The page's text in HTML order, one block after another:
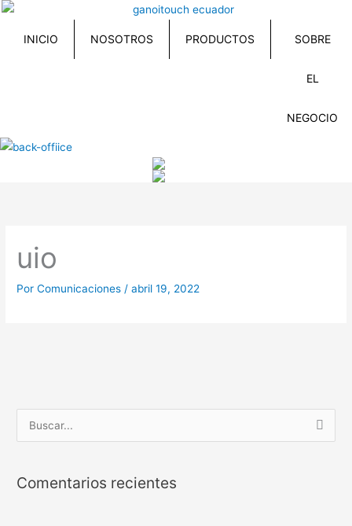
Ir
contenido
INICIO NOSOTROS PRODUCTOS SOBRE
EL
NEGOCIO
uio
PorComunicaciones /abril 19, 2022
c
Comentarios recientes